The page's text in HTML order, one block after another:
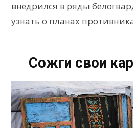
внедрился в ряды
узнать о планах
Сожги свои